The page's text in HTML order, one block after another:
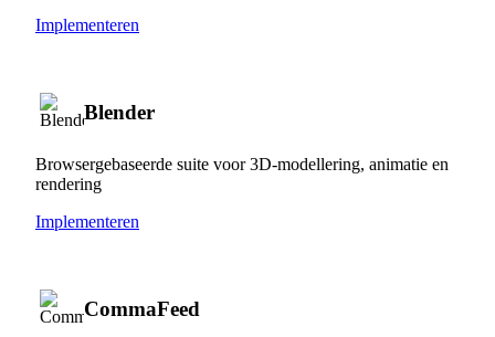
Implementeren
Blender
Browsergebaseerde suite voor 3D-modellering, animatie en
rendering
Implementeren
CommaFeed